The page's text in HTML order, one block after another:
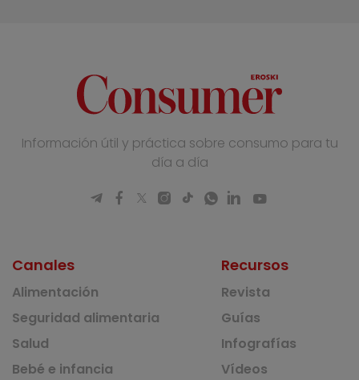
Información útil y práctica sobre consumo para tu
día a día
Canales
Alimentación
Seguridad alimentaria
Salud
Bebé e infancia
Recursos
Revista
Guías
Infografías
Vídeos